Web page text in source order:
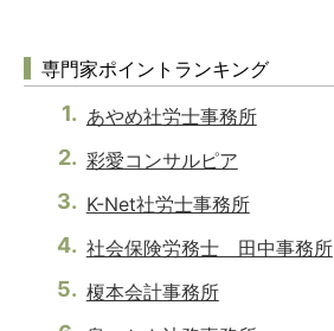
専門家ポイントランキング
あやめ社労士事務所
彩愛コンサルピア
K-Net社労士事務所
社会保険労務士 田中事務所
榎本会計事務所